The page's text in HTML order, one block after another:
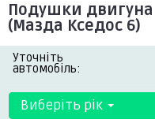
Подушки двигуна
(Мазда Кседос 6)
Уточніть
автомобіль:
Виберіть рік